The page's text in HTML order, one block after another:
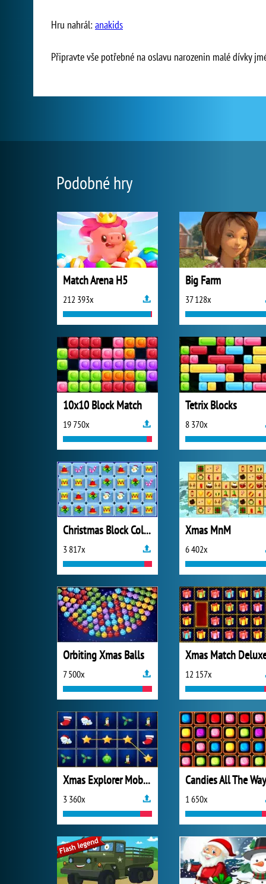
Hru nahrál: anakids
Připravte vše potřebné na oslavu narozenin malé dívky
Podobné hry
Match Arena H5
212 393x
Big Farm
37 128x
10x10 Block Match
19 750x
Tetrix Blocks
8 370x
Christmas Block Collapse
3 817x
Xmas MnM
6 402x
Orbiting Xmas Balls
7 500x
Xmas Match
12 157x
Xmas Explorer Mobile
3 360x
Candies All The Way
1 650x